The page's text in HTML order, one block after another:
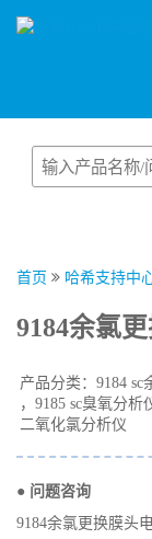
首页 哈希支持中
9184余氯
产品分类：9184 sc
，9185 sc臭氧分析
二氧化氯分析仪
● 问题咨询
9184余氯更换膜头